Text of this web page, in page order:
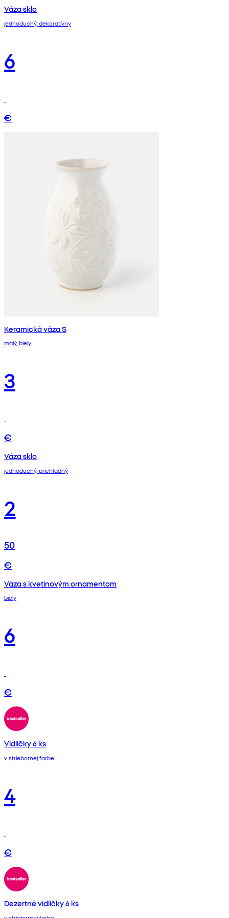
Váza sklo
jednoduchý, dekoratívny
6
€
Keramická váza S
malý, biely
3
€
Váza sklo
jednoduchý, priehľadný
2
50
€
Váza s kvetinovým ornamentom
biely
6
€
Vidličky 6 ks
v striebornej farbe
4
€
Dezertné vidličky 6 ks